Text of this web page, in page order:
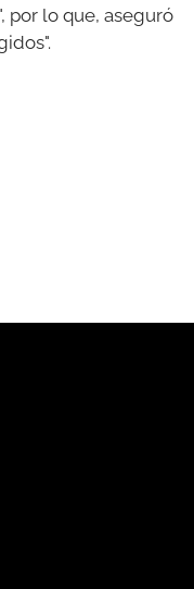
por lo que, aseguró